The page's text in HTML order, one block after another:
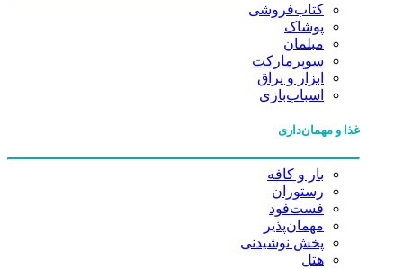
کتاب‌فروشی
پوشاک
مبلمان
سوپرمارکت
ابزار و یراق
اسباب‌بازی
غذا و مهمان‌داری
بار و کافه
رستوران
فست‌فود
مهمان‌پذیر
پخش نوشیدنی
هتل